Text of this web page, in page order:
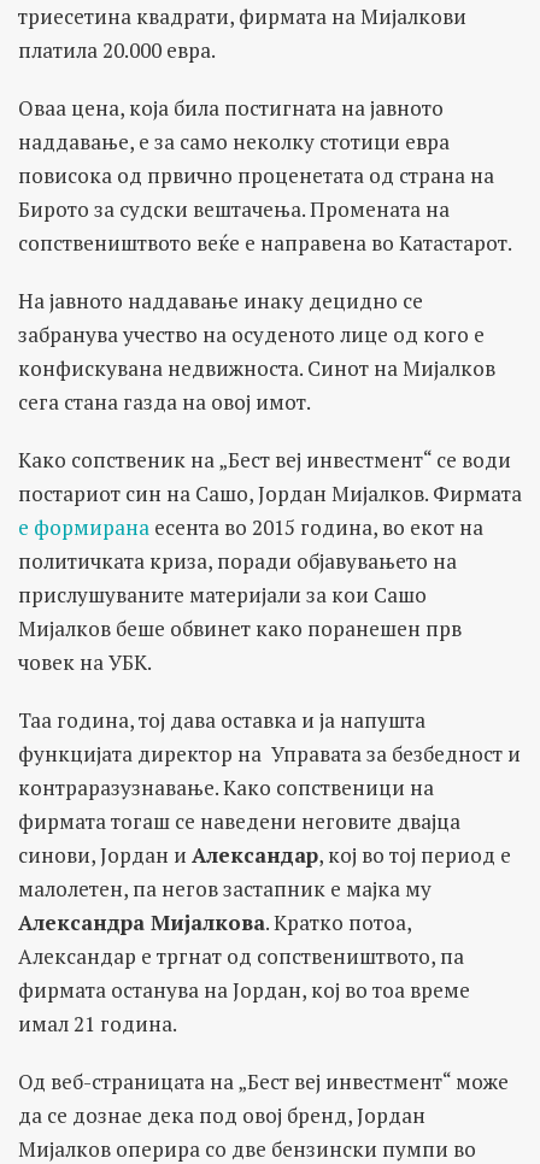
триесетина квадрати, фирмата на Мијалкови
платила 20.000 евра.
Оваа цена, која била постигната на јавното
наддавање, е за само неколку стотици евра
повисока од првично проценетата од страна на
Бирото за судски вештачења. Промената на
сопствеништвото веќе е направена во Катастарот.
На јавното наддавање инаку децидно се
забранува учество на осуденото лице од кого е
конфискувана недвижноста. Синот на Мијалков
сега стана газда на овој имот.
Како сопственик на „Бест веј инвестмент“ се води
постариот син на Сашо, Јордан Мијалков. Фирмата
е формирана есента во 2015 година, во екот на
политичката криза, поради објавувањето на
прислушуваните материјали за кои Сашо
Мијалков беше обвинет како поранешен прв
човек на УБК.
Таа година, тој дава оставка и ја напушта
функцијата директор на Управата за безбедност и
контраразузнавање. Како сопственици на
фирмата тогаш се наведени неговите двајца
синови, Јордан и Александар, кој во тој период е
малолетен, па негов застапник е мајка му
Александра Мијалкова. Кратко потоа,
Александар е тргнат од сопствеништвото, па
фирмата останува на Јордан, кој во тоа време
имал 21 година.
Од веб-страницата на „Бест веј инвестмент“ може
да се дознае дека под овој бренд, Јордан
Мијалков оперира со две бензински пумпи во